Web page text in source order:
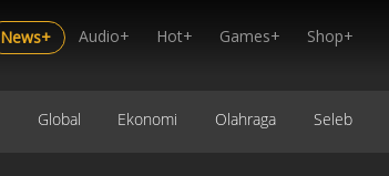
News+ Audio+ Hot+ Games+ Shop+
Global Ekonomi Olahraga Seleb